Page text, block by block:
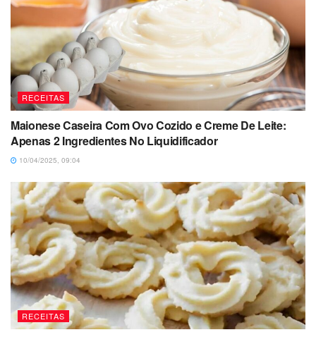
RECEITAS
Maionese Caseira Com Ovo Cozido e Creme De Leite:
Apenas 2 Ingredientes No Liquidificador
10/04/2025, 09:04
RECEITAS